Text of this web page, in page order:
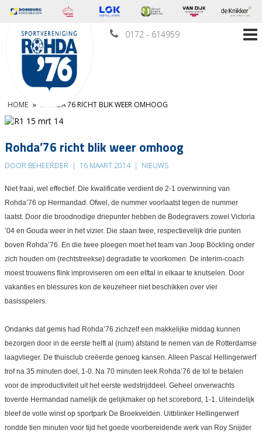
0172 - 614959
HOME » ROHDA’76 RICHT BLIK WEER OMHOOG
Rohda’76 richt blik weer omhoog
DOOR BEHEERDER | 16 MAART 2014 | NIEUWS
Niet fraai, wel effectief. Die kwalificatie verdient de 2-1 overwinning van
Rohda’76 op Hermandad. Ofwel, de nummer voorlaatst tegen de nummer
laatst. Door die broodnodige driepunter hebben de Bodegravers zowel Victoria
’04 en Gouda weer in het vizier. Die staan twee, respectievelijk drie punten
boven Rohda’76. En die twee ploegen moet het team van Joop Böckling onder
zich houden om (rechtstreekse) degradatie te voorkomen. De interim-coach
moest trouwens flink improviseren om een elftal in elkaar te knutselen. Door
vakanties en blessures kon de keuzeheer niet beschikken over vier
basisspelers.
Ondanks dat gemis had Rohda’76 zichzelf een makkelijke middag kunnen
bezorgen door in de eerste helft al (ruim) afstand te nemen van de Rotterdamse
laagvlieger. De thuisclub creëerde genoeg kansen. Alleen Pascal Hellingerwerf
trof na 35 minuten doel, 1-0. Na 70 minuten leek Rohda’76 de tol te betalen
voor de improductiviteit uit het eerste wedstrijddeel. Geheel onverwachts
toverde Hermandad namelijk de gelijkmaker op het scorebord, 1-1. Uiteindelijk
bleef de volle winst op sportpark De Broekvelden. Uitblinker Hellingerwerf
rondde tien minuten voor tijd het goede voorbereidende werk van Roy Snijder